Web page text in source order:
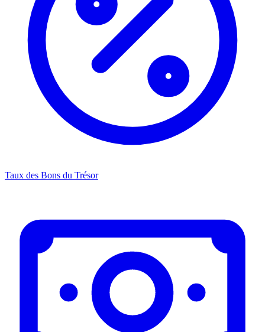
Taux des Bons du Trésor